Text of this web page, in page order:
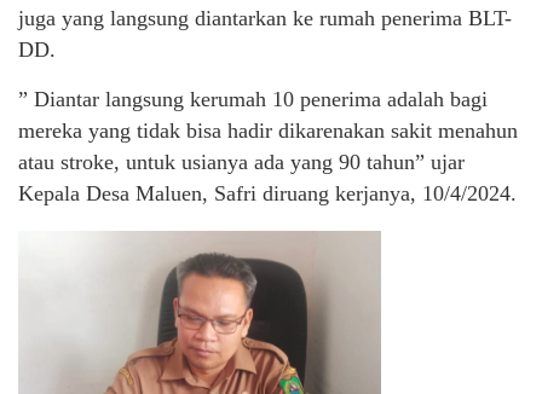
juga yang langsung diantarkan ke rumah penerima BLT-
DD.
” Diantar langsung kerumah 10 penerima adalah bagi
mereka yang tidak bisa hadir dikarenakan sakit menahun
atau stroke, untuk usianya ada yang 90 tahun” ujar
Kepala Desa Maluen, Safri diruang kerjanya, 10/4/2024.